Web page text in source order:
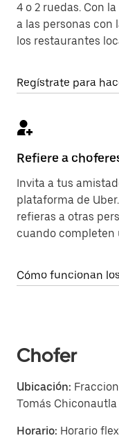
4 o 2 ruedas. Con
a las personas con
los restaurantes
Regístrate para
Refiere a
Invita a tus
plataforma de
refieras a otras
cuando completen
Cómo funcionan
Chofer
Ubicación:
Tomás Chiconautla
Horario: Horario